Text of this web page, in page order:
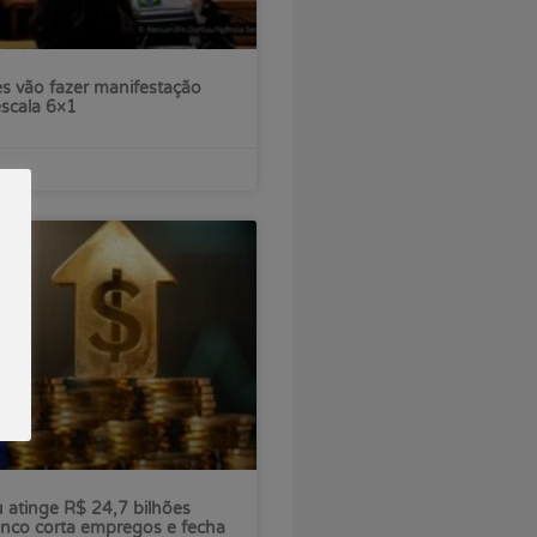
vão fazer manifestação
6×1
atinge R$ 24,7 bilhões
corta empregos e fecha